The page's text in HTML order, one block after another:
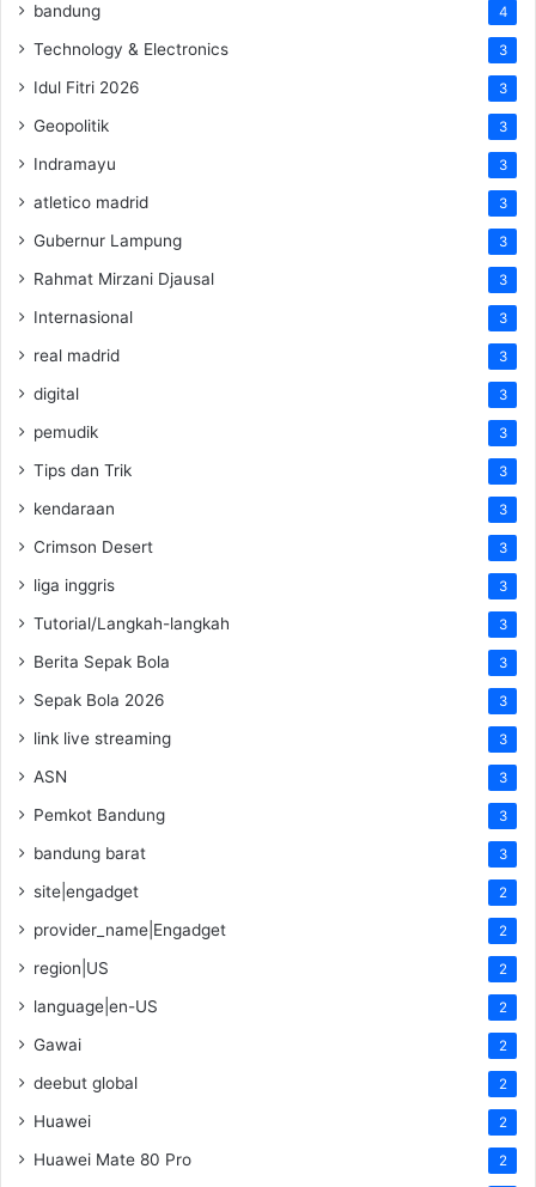
bandung 4
Technology & Electronics 3
Idul Fitri 2026 3
Geopolitik 3
Indramayu 3
atletico madrid 3
Gubernur Lampung 3
Rahmat Mirzani Djausal 3
Internasional 3
real madrid 3
digital 3
pemudik 3
Tips dan Trik 3
kendaraan 3
Crimson Desert 3
liga inggris 3
Tutorial/Langkah-langkah 3
Berita Sepak Bola 3
Sepak Bola 2026 3
link live streaming 3
ASN 3
Pemkot Bandung 3
bandung barat 3
site|engadget 2
provider_name|Engadget 2
region|US 2
language|en-US 2
Gawai 2
deebut global 2
Huawei 2
Huawei Mate 80 Pro 2